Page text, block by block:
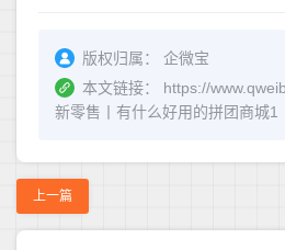
版权归属：
企微宝
本文链接：
https://
新零售丨有什么好用的拼团商城1
上一篇